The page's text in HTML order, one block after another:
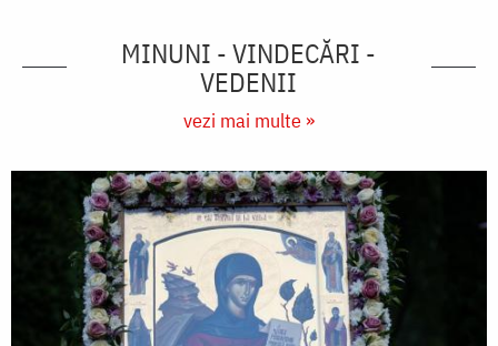
MINUNI - VINDECĂRI -
VEDENII
vezi mai multe »